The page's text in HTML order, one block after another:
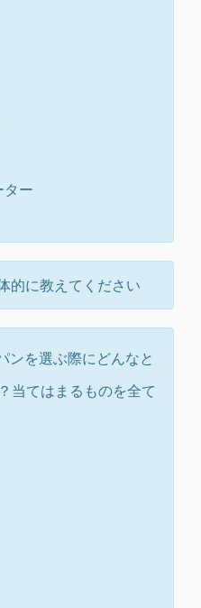
ター
的に教えてください
ンを選ぶ際にどんなと
当てはまるものを全て